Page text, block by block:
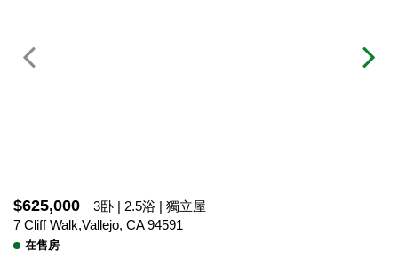
$625,000
3卧 | 2.5浴 | 獨立屋
7 Cliff Walk,Vallejo, CA 94591
在售房